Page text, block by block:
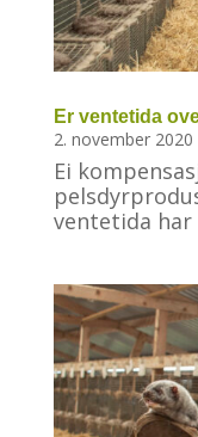
Er ventetida
2. november 2020
Ei
ventetida har